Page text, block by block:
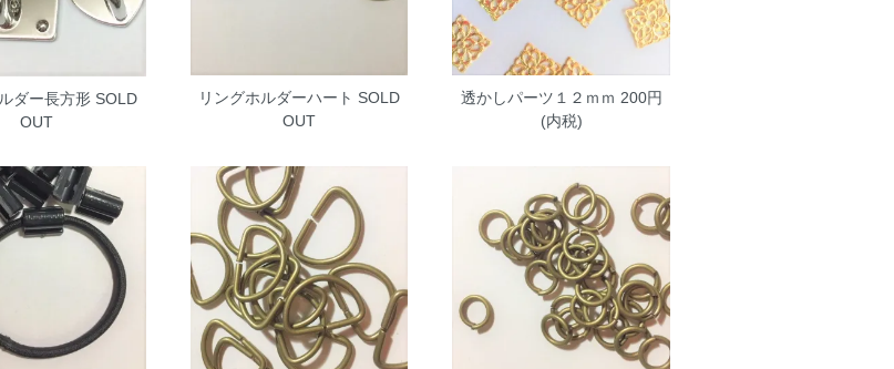
ダー長方形 SOLD
OUT
リングホルダーハート SOLD
OUT
透かしパーツ１２ｍｍ 200円
(内税)